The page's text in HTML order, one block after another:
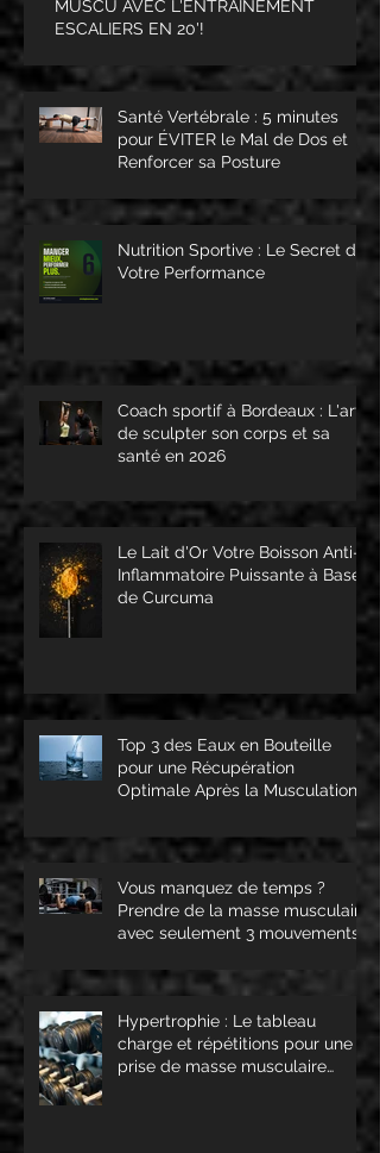
MUSCU AVEC L'ENTRAÎNEMENT
ESCALIERS EN 20'!
Santé Vertébrale : 5 minutes
pour ÉVITER le Mal de Dos et
Renforcer sa Posture
Nutrition Sportive : Le Secret de
Votre Performance
Coach sportif à Bordeaux : L'art
de sculpter son corps et sa
santé en 2026
Le Lait d'Or Votre Boisson Anti-
Inflammatoire Puissante à Base
de Curcuma
Top 3 des Eaux en Bouteille
pour une Récupération
Optimale Après la Musculation
Vous manquez de temps ?
Prendre de la masse musculaire
avec seulement 3 mouvements
Hypertrophie : Le tableau
charge et répétitions pour une
prise de masse musculaire